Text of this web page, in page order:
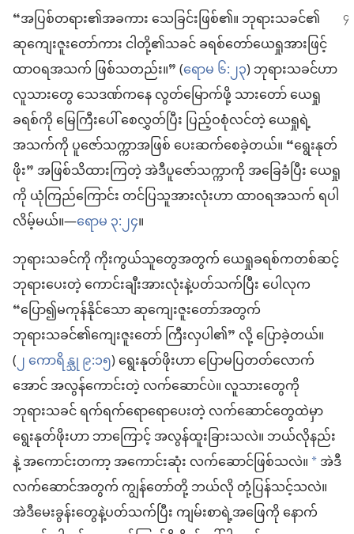
“အပြစ်တရား၏အခကား သေခြင်းဖြစ်၏။ ဘုရားသခင်၏
ဆုကျေးဇူးတော်ကား ငါတို့၏သခင် ခရစ်တော်ယေရှုအားဖြင့်
ထာဝရအသက် ဖြစ်သတည်း။” (ရောမ ၆:၂၃) ဘုရားသခင်ဟာ
လူသားတွေ သေဒဏ်ကနေ လွတ်မြောက်ဖို့ သားတော် ယေရှု
ခရစ်ကို မြေကြီးပေါ် စေလွှတ်ပြီး ပြည့်ဝစုံလင်တဲ့ ယေရှုရဲ့
အသက်ကို ပူဇော်သက္ကာအဖြစ် ပေးဆက်စေခဲ့တယ်။ “ရွေးနုတ်
ဖိုး” အဖြစ်သိထားကြတဲ့ အဲဒီပူဇော်သက္ကာကို အခြေခံပြီး ယေရှု
ကို ယုံကြည်ကြောင်း တင်ပြသူအားလုံးဟာ ထာဝရအသက် ရပါ
လိမ့်မယ်။—ရောမ ၃:၂၄။
ဘုရားသခင်ကို ကိုးကွယ်သူတွေအတွက် ယေရှုခရစ်ကတစ်ဆင့်
ဘုရားပေးတဲ့ ကောင်းချီးအားလုံးနဲ့ပတ်သက်ပြီး ပေါလုက
“ပြော၍မကုန်နိုင်သော ဆုကျေးဇူးတော်အတွက်
ဘုရားသခင်၏ကျေးဇူးတော် ကြီးလှပါ၏” လို့ ပြောခဲ့တယ်။
(၂ ကောရိန္သု ၉:၁၅) ရွေးနုတ်ဖိုးဟာ ပြောမပြတတ်လောက်
အောင် အလွန်ကောင်းတဲ့ လက်ဆောင်ပဲ။ လူသားတွေကို
ဘုရားသခင် ရက်ရက်ရောရောပေးတဲ့ လက်ဆောင်တွေထဲမှာ
ရွေးနုတ်ဖိုးဟာ ဘာကြောင့် အလွန်ထူးခြားသလဲ။ ဘယ်လိုနည်း
နဲ့ အကောင်းတကာ့ အကောင်းဆုံး လက်ဆောင်ဖြစ်သလဲ။ a အဲဒီ
လက်ဆောင်အတွက် ကျွန်တော်တို့ ဘယ်လို တုံ့ပြန်သင့်သလဲ။
အဲဒီမေးခွန်းတွေနဲ့ပတ်သက်ပြီး ကျမ်းစာရဲ့အဖြေကို နောက်